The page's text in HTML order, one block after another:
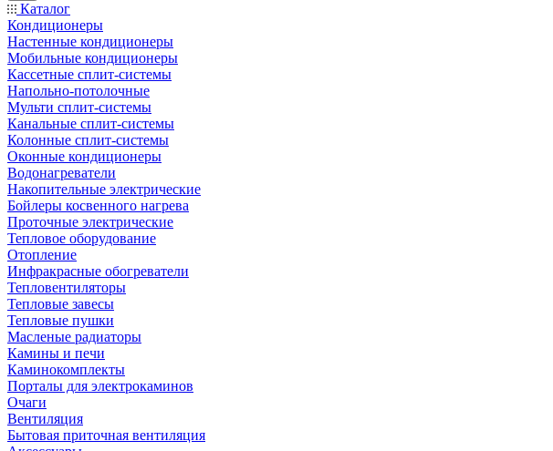
Каталог
Кондиционеры
Настенные кондиционеры
Мобильные кондиционеры
Кассетные сплит-системы
Напольно-потолочные
Мульти сплит-системы
Канальные сплит-системы
Колонные сплит-системы
Оконные кондиционеры
Водонагреватели
Накопительные электрические
Бойлеры косвенного нагрева
Проточные электрические
Тепловое оборудование
Отопление
Инфракрасные обогреватели
Тепловентиляторы
Тепловые завесы
Тепловые пушки
Масленые радиаторы
Камины и печи
Каминокомплекты
Порталы для электрокаминов
Очаги
Вентиляция
Бытовая приточная вентиляция